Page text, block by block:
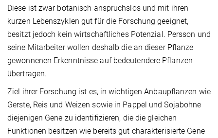
Diese ist zwar botanisch anspruchslos und mit ihren
kurzen Lebenszyklen gut für die Forschung geeignet,
besitzt jedoch kein wirtschaftliches Potenzial. Persson und
seine Mitarbeiter wollen deshalb die an dieser Pflanze
gewonnenen Erkenntnisse auf bedeutendere Pflanzen
übertragen.
Ziel ihrer Forschung ist es, in wichtigen Anbaupflanzen wie
Gerste, Reis und Weizen sowie in Pappel und Sojabohne
diejenigen Gene zu identifizieren, die die gleichen
Funktionen besitzen wie bereits gut charakterisierte Gene